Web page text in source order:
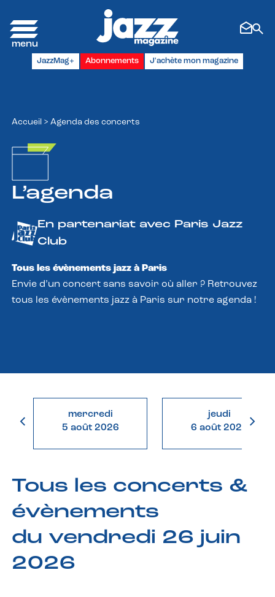
JazzMag+ Abonnements J'achète mon magazine
Accueil > Agenda des concerts
L’agenda
En partenariat avec Paris Jazz
Club
Tous les évènements jazz à Paris
Envie d’un concert sans savoir où aller ? Retrouvez
tous les évènements jazz à Paris sur notre agenda !
mercredi
5 août 2026
jeudi
6 août 2026
Tous les concerts &
évènements
du vendredi 26 juin
2026